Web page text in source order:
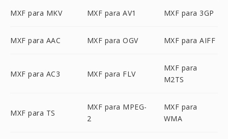
MXF para MKV MXF para AV1 MXF para 3GP
MXF para AAC MXF para OGV MXF para AIFF
MXF para AC3 MXF para FLV
MXF para
M2TS
MXF para TS
MXF para MPEG-
2
MXF para
WMA